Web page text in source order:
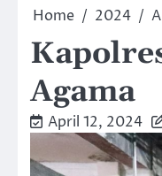
Home 2024
Agama
April 12, 2024